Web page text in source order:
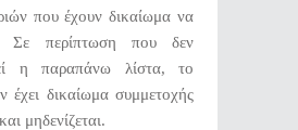
που έχουν δικαίωμα να
Σε περίπτωση που δεν
η παραπάνω λίστα, το
έχει δικαίωμα συμμετοχής
μηδενίζεται.